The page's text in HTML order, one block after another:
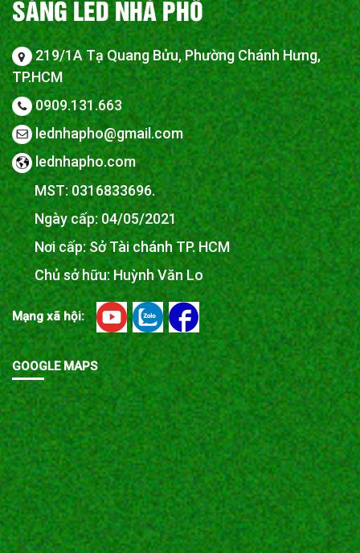
SÁNG LED NHÀ PHỐ
219/1A Tạ Quang Bửu, Phường Chánh Hưng,
TP.HCM
0909.131.663
lednhapho@gmail.com
lednhapho.com
MST: 0316833696.
Ngày cấp: 04/05/2021
Nơi cấp: Sở Tài chánh TP. HCM
Chủ sở hữu: Huỳnh Văn Lo
Mạng xã hội:
GOOGLE MAPS